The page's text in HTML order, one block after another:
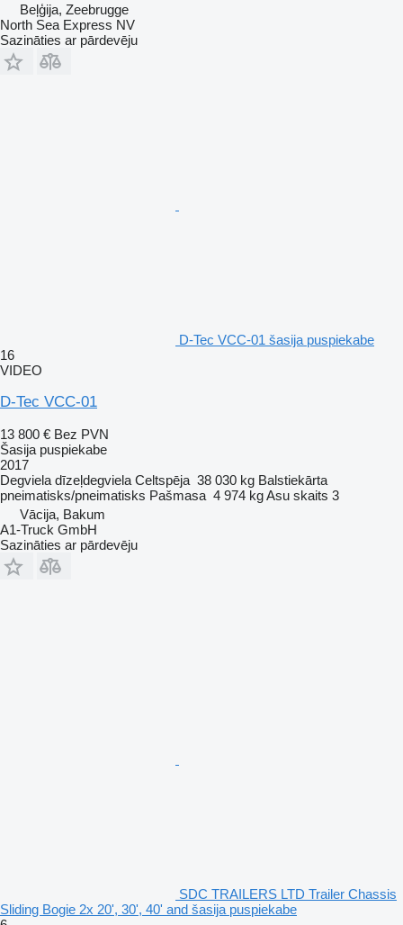
Beļģija, Zeebrugge
North Sea Express NV
Sazināties ar pārdevēju
D-Tec VCC-01 šasija puspiekabe
16
VIDEO
D-Tec VCC-01
13 800 € Bez PVN
Šasija puspiekabe
2017
Degviela dīzeļdegviela Celtspēja 38 030 kg Balstiekārta
pneimatisks/pneimatisks Pašmasa 4 974 kgAsu skaits 3
Vācija, Bakum
A1-Truck GmbH
Sazināties ar pārdevēju
SDC TRAILERS LTD Trailer Chassis
Sliding Bogie 2x 20', 30', 40' and šasija puspiekabe